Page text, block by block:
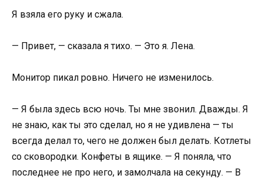
Я взяла его руку и сжала.
— Привет, — сказала я тихо. — Это я. Лена.
Монитор пикал ровно. Ничего не изменилось.
— Я была здесь всю ночь. Ты мне звонил. Дважды. Я
не знаю, как ты это сделал, но я не удивлена — ты
всегда делал то, чего не должен был делать. Котлеты
со сковородки. Конфеты в ящике. — Я поняла, что
последнее не про него, и замолчала на секунду. — В